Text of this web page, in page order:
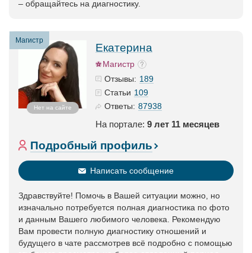
– обращайтесь на диагностику.
Магистр
Нет на сайте
Екатерина
Магистр
Отзывы: 189
Статьи 109
Ответы: 87938
На портале: 9 лет 11 месяцев
Подробный профиль
Написать сообщение
Здравствуйте! Помочь в Вашей ситуации можно, но
изначально потребуется полная диагностика по фото
и данным Вашего любимого человека. Рекомендую
Вам провести полную диагностику отношений и
будущего в чате рассмотрев всё подробно с помощью